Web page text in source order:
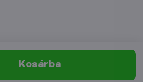
Kosárba